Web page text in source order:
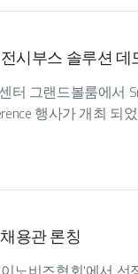
전시부스 솔루션
그랜드볼룸에서
행사가 개최
용관 론칭